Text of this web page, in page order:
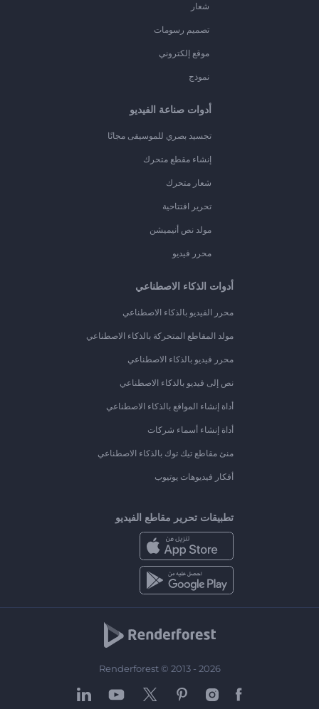
شعار
تصميم رسومات
موقع إلكتروني
نموذج
أدوات صناعة الفيديو
تجسيد بصري للموسيقى مجانًا
إنشاء مقطع متحرك
شعار متحرك
تحرير افتتاحية
مولد نص أنيميشن
محرر فيديو
أدوات الذكاء الاصطناعي
محرر الفيديو بالذكاء الاصطناعي
مولد المقاطع المتحركة بالذكاء الاصطناعي
محرر فيديو بالذكاء الاصطناعي
نص إلى فيديو بالذكاء الاصطناعي
أداة إنشاء المواقع بالذكاء الاصطناعي
أداة إنشاء أسماء شركات
منئ مقاطع تيك توك بالذكاء الاصطناعي
أفكار فيديوهات يوتيوب
تطبيقات تحرير مقاطع الفيديو
Renderforest © 2013 - 2026